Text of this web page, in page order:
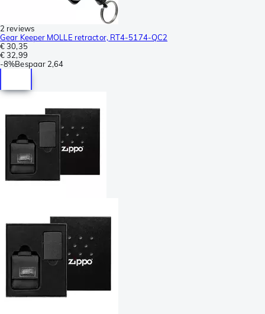
2 reviews
Gear Keeper MOLLE retractor, RT4-5174-QC2
€ 30,35
€ 32,99
-8%Bespaar 2,64